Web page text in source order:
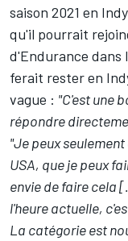
saison 2021 en
qu'il pourrait
d'Endurance dans
ferait rester en
vague : "C'est une
répondre
"Je peux
USA, que je peux
envie de faire cela
l'heure actuelle,
La catégorie est